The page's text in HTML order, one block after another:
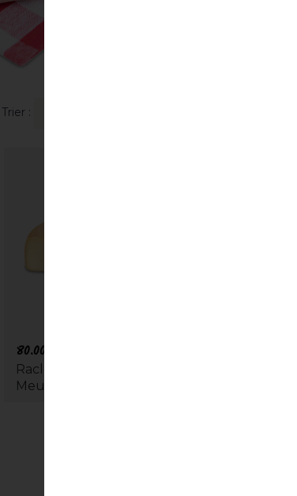
| Trier :
80.00
Raclette du Valais AOP | 1/2
Meule